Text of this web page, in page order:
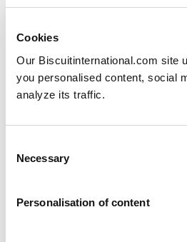
Cookies
Our Biscuitinternational.com site
you personalised content, social
analyze its traffic.
Selection
Necessary
Personalisation of content
Work-Life-Balance fördern
alle Mitarbeiter
arbeiten und ihr
Potential
Unsere historische Expertise